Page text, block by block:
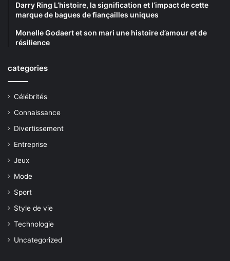
Darry Ring L’histoire, la signification et l’impact de cette
marque de bagues de fiançailles uniques
Monelle Godaert et son mari une histoire d’amour et de
résilience
categories
Célébrités
Connaissance
Divertissement
Entreprise
Jeux
Mode
Sport
Style de vie
Technologie
Uncategorized